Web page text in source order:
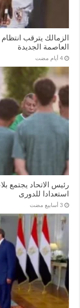
الزمالك يترقب
العاصمة الجديدة
‏4 أيام مضت
رئيس الاتحاد يجتمع
استعدادا للدورى
‏3 أسابيع مضت